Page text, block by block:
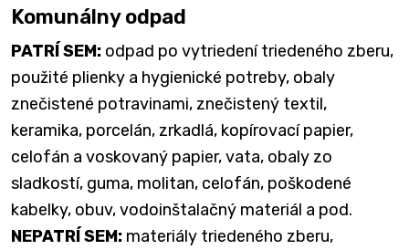
Komunálny odpad
PATRÍ SEM: odpad po vytriedení triedeného zberu,
použité plienky a hygienické potreby, obaly
znečistené potravinami, znečistený textil,
keramika, porcelán, zrkadlá, kopírovací papier,
celofán a voskovaný papier, vata, obaly zo
sladkostí, guma, molitan, celofán, poškodené
kabelky, obuv, vodoinštalačný materiál a pod.
NEPATRÍ SEM: materiály triedeného zberu,